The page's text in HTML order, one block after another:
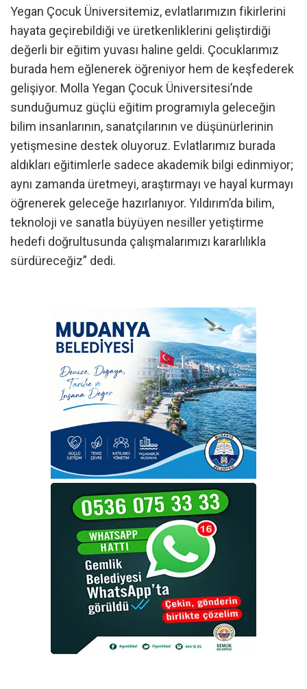
Yegan Çocuk Üniversitemiz, evlatlarımızın fikirlerini
hayata geçirebildiği ve üretkenliklerini geliştirdiği
değerli bir eğitim yuvası haline geldi. Çocuklarımız
burada hem eğlenerek öğreniyor hem de keşfederek
gelişiyor. Molla Yegan Çocuk Üniversitesi’nde
sunduğumuz güçlü eğitim programıyla geleceğin
bilim insanlarının, sanatçılarının ve düşünürlerinin
yetişmesine destek oluyoruz. Evlatlarımız burada
aldıkları eğitimlerle sadece akademik bilgi edinmiyor;
aynı zamanda üretmeyi, araştırmayı ve hayal kurmayı
öğrenerek geleceğe hazırlanıyor. Yıldırım’da bilim,
teknoloji ve sanatla büyüyen nesiller yetiştirme
hedefi doğrultusunda çalışmalarımızı kararlılıkla
sürdüreceğiz” dedi.